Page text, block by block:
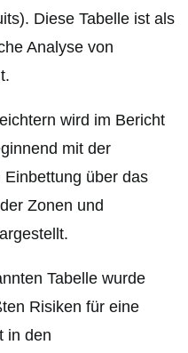
Diese Tabelle ist als
Analyse von
wird im Bericht
mit der
über das
Zonen und
Tabelle wurde
Risiken für eine
in den